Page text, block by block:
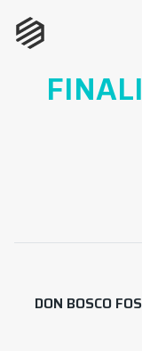
DON BOSCO